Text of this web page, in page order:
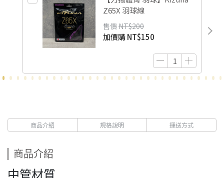
Z65X 羽球線
售價 NT$200
加價購NT$150
商品介紹 規格說明 運送方式
商品介紹
中管材質